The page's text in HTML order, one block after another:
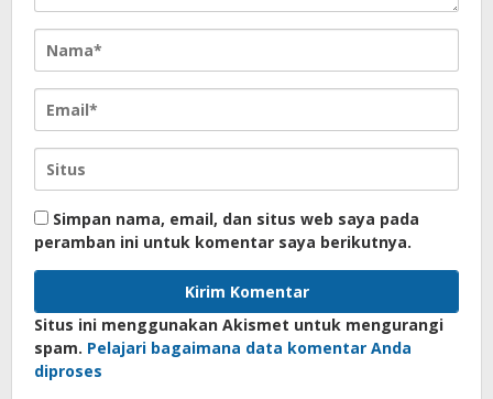
Simpan nama, email, dan situs web saya pada
peramban ini untuk komentar saya berikutnya.
Situs ini menggunakan Akismet untuk mengurangi
spam. Pelajari bagaimana data komentar Anda
diproses